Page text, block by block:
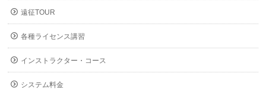
遠征TOUR
各種ライセンス講習
インストラクター・コース
システム料金